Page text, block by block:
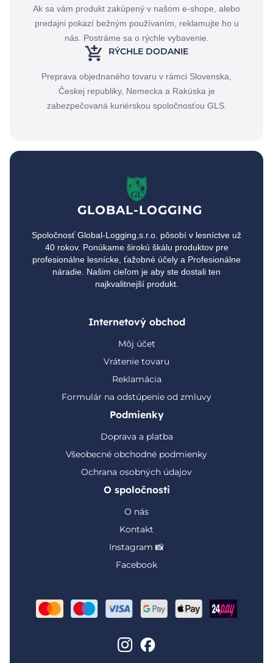
Ak sa vám produkt zakúpený v našom e-shope, alebo
predajni pokazí bežným používaním, reklamujte ho u
nás. Postráme sa o rýchle vybavenie.
RÝCHLE DODANIE
Preprava objednaného tovaru v rámci Slovenska,
Českej republiky, Nemecka a Rakúska je
zabezpečovaná kuriérskou spoločnosťou GLS.
GLOBAL-LOGGING
Spoločnosť Global-Logging,s.r.o. pôsobí v lesníctve už
40 rokov. Ponúkame širokú škálu produktov pre
profesionálne lesnícke, ťažobné účely a Profesionálne
náradie. Našim cieľom je aby ste dostali ten
najkvalitnejší produkt.
Internetový obchod
Môj účet
Vrátenie tovaru
Reklamácia
Formulár na odstúpenie od zmluvy
Podmienky
Doprava a platba
Všeobecné obchodné podmienky
Ochrana osobných údajov
O spoločnosti
O nás
Kontakt
Instagram 📸
Facebook